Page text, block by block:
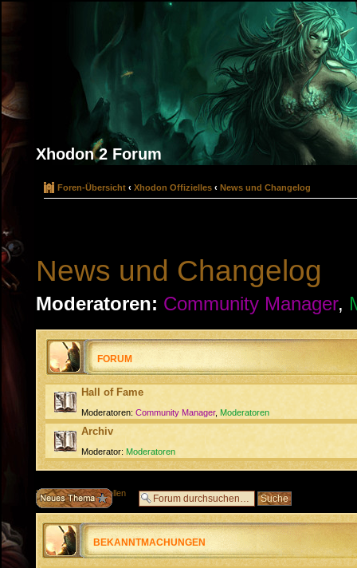
Xhodon 2 Forum
Foren-Übersicht ‹ Xhodon Offizielles ‹ News und Changelog
News und Changelog
Moderatoren: Community Manager,
FORUM
Hall of Fame
Moderatoren: Community Manager, Moderatoren
Archiv
Moderator: Moderatoren
Neues Thema erstellen
BEKANNTMACHUNGEN